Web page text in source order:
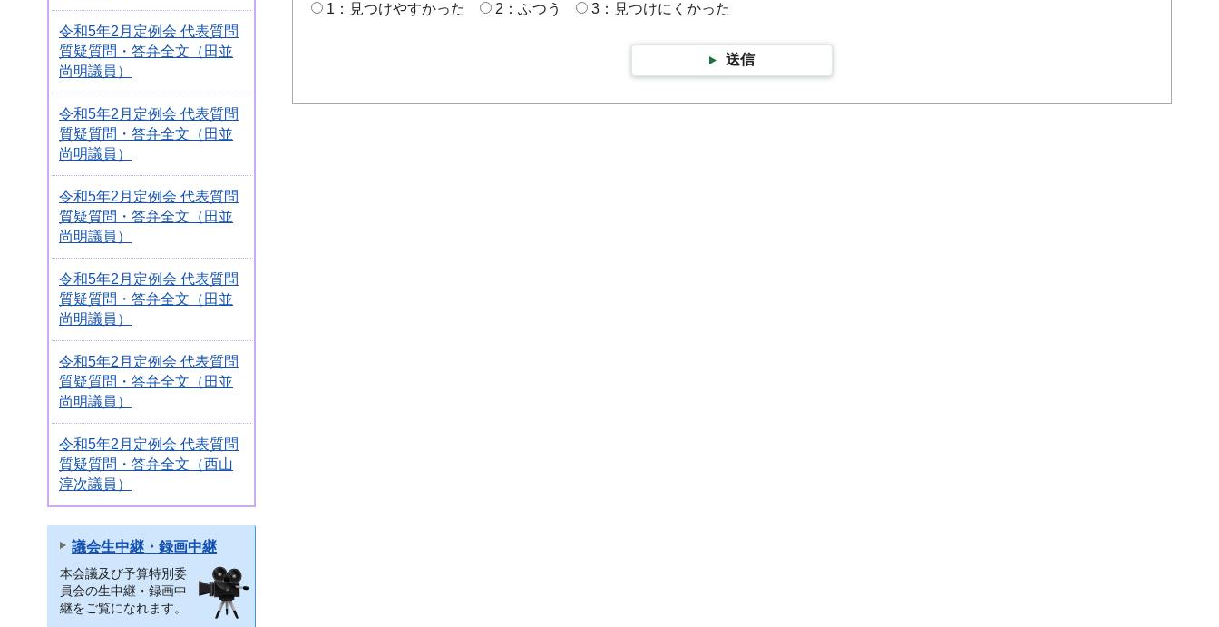
令和5年2月定例会 代表質問
質疑質問・答弁全文（田並
尚明議員）
令和5年2月定例会 代表質問
質疑質問・答弁全文（田並
尚明議員）
令和5年2月定例会 代表質問
質疑質問・答弁全文（田並
尚明議員）
令和5年2月定例会 代表質問
質疑質問・答弁全文（田並
尚明議員）
令和5年2月定例会 代表質問
質疑質問・答弁全文（田並
尚明議員）
令和5年2月定例会 代表質問
質疑質問・答弁全文（西山
淳次議員）
議会生中継・録画中継
本会議及び予算特別委
員会の生中継・録画中
継をご覧になれます。
1：見つけやすかった
2：ふつう 3：見つけにくかった
送信